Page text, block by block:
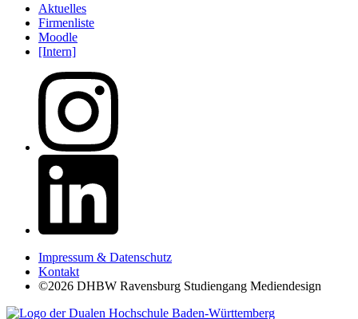
Aktuelles
Firmenliste
Moodle
[Intern]
Impressum & Datenschutz
Kontakt
©2026 DHBW Ravensburg Studiengang Mediendesign